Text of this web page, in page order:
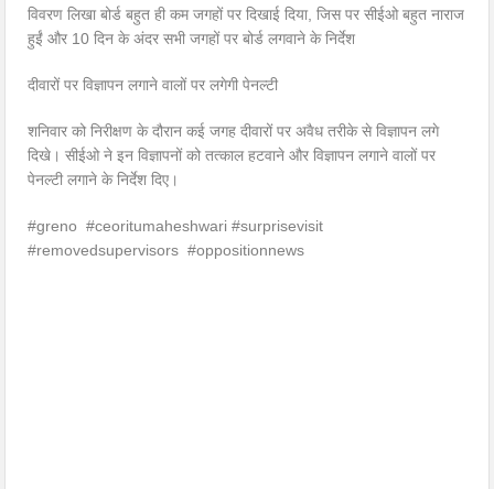
विवरण लिखा बोर्ड बहुत ही कम जगहों पर दिखाई दिया, जिस पर सीईओ बहुत नाराज
हुईं और 10 दिन के अंदर सभी जगहों पर बोर्ड लगवाने के निर्देश
दीवारों पर विज्ञापन लगाने वालों पर लगेगी पेनल्टी
शनिवार को निरीक्षण के दौरान कई जगह दीवारों पर अवैध तरीके से विज्ञापन लगे
दिखे। सीईओ ने इन विज्ञापनों को तत्काल हटवाने और विज्ञापन लगाने वालों पर
पेनल्टी लगाने के निर्देश दिए।
#greno #ceoritumaheshwari #surprisevisit
#removedsupervisors #oppositionnews